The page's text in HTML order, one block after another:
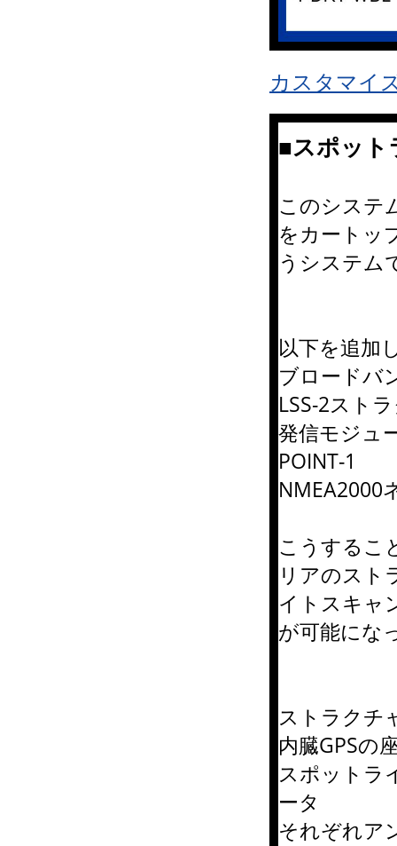
カスタマイ
■スポッ
このシステ
をカートッ
うシステム
以下を追加
ブロードバ
LSS-2スト
発信モジュ
POINT-1
NMEA2000
こうするこ
リアのスト
イトスキャ
が可能にな
ストラクチ
内臓GPSの
スポットラ
ータ
それぞれア